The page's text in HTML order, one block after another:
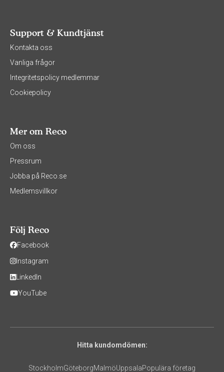
Support & Kundtjänst
Kontakta oss
Vanliga frågor
Integritetspolicy medlemmar
Cookiepolicy
Mer om Reco
Om oss
Pressrum
Jobba på Reco.se
Medlemsvillkor
Följ Reco
Facebook
Instagram
LinkedIn
YouTube
Hitta kundomdömen:
StockholmGöteborgMalmöUppsalaPopulära företag